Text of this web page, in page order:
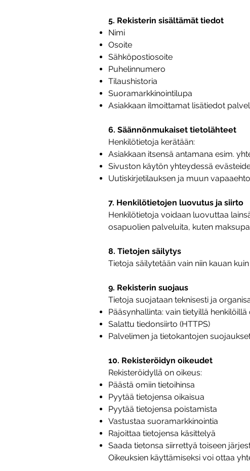
5. Rekisterin sisältämät tiedot
Nimi
Osoite
Sähköpostiosoite
Puhelinnumero
Tilaushistoria
Suoramarkkinointilupa
Asiakkaan ilmoittamat lisätiedot
6. Säännönmukaiset tietolähteet
Henkilötietoja kerätään:
Asiakkaan itsensä antamana esim.
Sivuston käytön yhteydessä
Uutiskirjetilauksen ja muun
7. Henkilötietojen luovutus ja siirto
Henkilötietoja voidaan luovuttaa
osapuolien palveluita, kuten
8. Tietojen säilytys
Tietoja säilytetään vain niin kauan
9. Rekisterin suojaus
Tietoja suojataan teknisesti ja
Pääsynhallinta: vain tietyillä
Salattu tiedonsiirto (HTTPS)
Palvelimen ja tietokantojen
10. Rekisteröidyn oikeudet
Rekisteröidyllä on oikeus:
Päästä omiin tietoihinsa
Pyytää tietojensa oikaisua
Pyytää tietojensa poistamista
Vastustaa suoramarkkinointia
Rajoittaa tietojensa käsittelyä
Saada tietonsa siirrettyä toiseen
Oikeuksien käyttämiseksi voi ottaa